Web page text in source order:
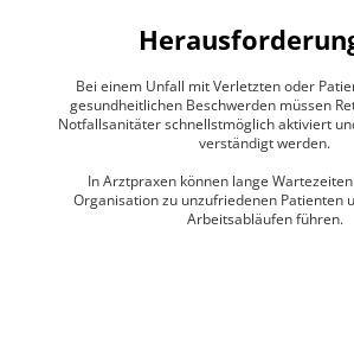
Bei einem Unfall mit Verletzten oder
gesundheitlichen Beschwerden müssen
Notfallsanitäter schnellstmöglich aktiviert
verständigt werden.
In Arztpraxen können lange
Organisation zu unzufriedenen Patienten
Arbeitsabläufen führen.